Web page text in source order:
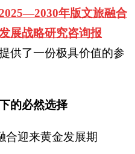
2025—2030年版文旅融合
展战略研究咨询报
供了一份极具价值的参
的必然选择
合迎来黄金发展期